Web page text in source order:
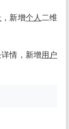
，新增个人 二维
详情，新增用户